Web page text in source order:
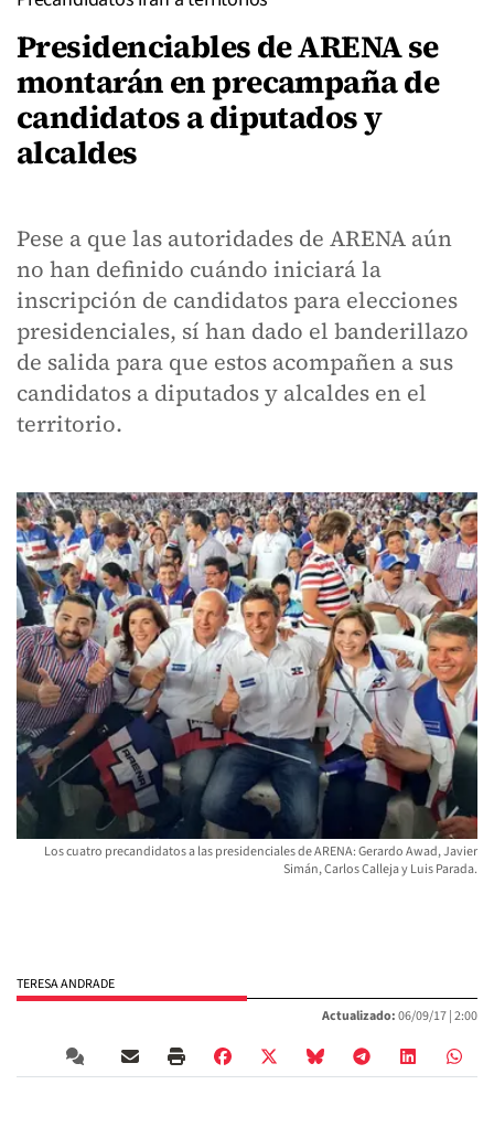
Presidenciables de ARENA se
montarán en precampaña de
candidatos a diputados y
alcaldes
Pese a que las autoridades de ARENA aún
no han definido cuándo iniciará la
inscripción de candidatos para elecciones
presidenciales, sí han dado el banderillazo
de salida para que estos acompañen a sus
candidatos a diputados y alcaldes en el
territorio.
Los cuatro precandidatos a las presidenciales de ARENA: Gerardo Awad, Javier
Simán, Carlos Calleja y Luis Parada.
TERESA ANDRADE
Actualizado:06/09/17 |2:00